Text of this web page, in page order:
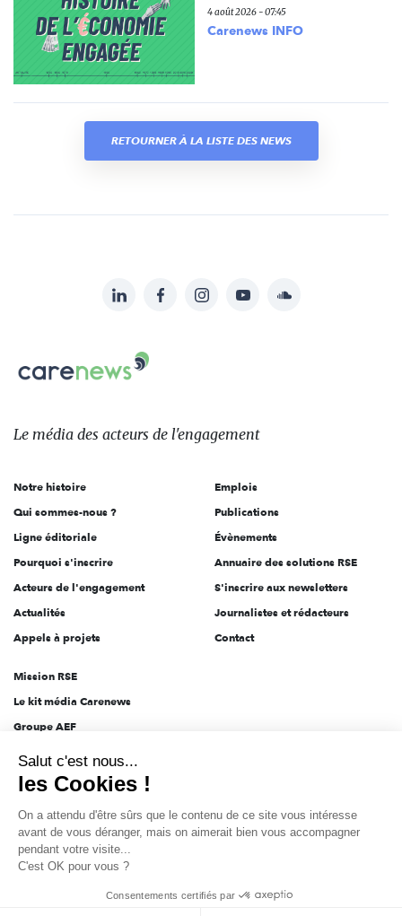
4 août 2026 - 07:45
Carenews INFO
RETOURNER À LA LISTE DES NEWS
sur:
LinkedInFacebookInstagramYouTubeSoundcloud
Carenews,
Le
des
l'engagement
Le média des acteurs de l'engagement
Notre histoire
Qui sommes-nous ?
Ligne éditoriale
Pourquoi s'inscrire
Acteurs de l'engagement
Actualités
Appels à projets
Emplois
Publications
Évènements
Annuaire des solutions RSE
S'inscrire aux newsletters
Journalistes et rédacteurs
Contact
Mission RSE
Le kit média Carenews
Groupe AEF
Novethic
Inclusiv Day
Données personnelles Mentions légales 2025-2026 Tout droits réservés
Salut c'est nous...
les Cookies !
On a attendu d'être sûrs que le contenu de ce site vous intéresse
avant de vous déranger, mais on aimerait bien vous accompagner
pendant votre visite...
C'est OK pour vous ?
Consentements certifiés par